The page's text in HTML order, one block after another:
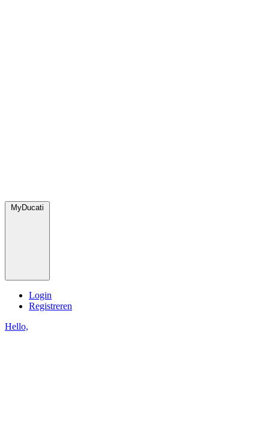
MyDucati
Login
Registreren
Hello,